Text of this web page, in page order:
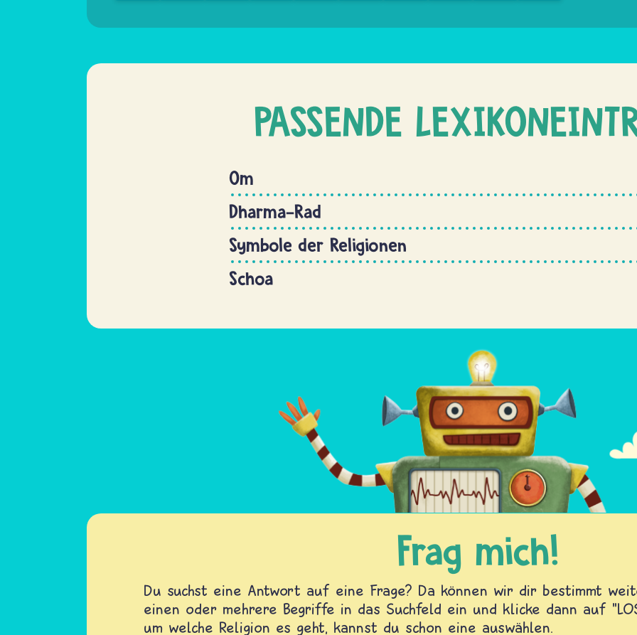
PASSENDE
Om
Dharma-Rad
Symbole der Religionen
Schoa
Frag mich!
Du suchst eine Antwort auf eine Frage? Da können wir dir bestimmt
einen oder mehrere Begriffe in das Suchfeld ein und klicke dann auf
um welche Religion es geht, kannst du schon eine auswählen.